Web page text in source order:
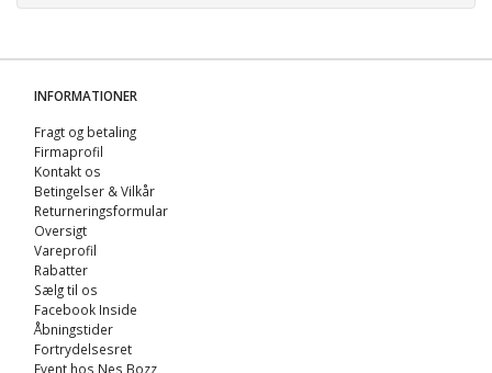
INFORMATIONER
Fragt og betaling
Firmaprofil
Kontakt os
Betingelser & Vilkår
Returneringsformular
Oversigt
Vareprofil
Rabatter
Sælg til os
Facebook Inside
Åbningstider
Fortrydelsesret
Event hos Nes Bozz